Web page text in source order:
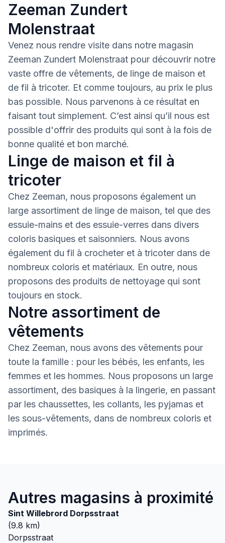
Zeeman Zundert
Molenstraat
Venez nous rendre visite dans notre magasin
Zeeman Zundert Molenstraat pour découvrir notre
vaste offre de vêtements, de linge de maison et
de fil à tricoter. Et comme toujours, au prix le plus
bas possible. Nous parvenons à ce résultat en
faisant tout simplement. C’est ainsi qu’il nous est
possible d'offrir des produits qui sont à la fois de
bonne qualité et bon marché.
Linge de maison et fil à
tricoter
Chez Zeeman, nous proposons également un
large assortiment de linge de maison, tel que des
essuie-mains et des essuie-verres dans divers
coloris basiques et saisonniers. Nous avons
également du fil à crocheter et à tricoter dans de
nombreux coloris et matériaux. En outre, nous
proposons des produits de nettoyage qui sont
toujours en stock.
Notre assortiment de
vêtements
Chez Zeeman, nous avons des vêtements pour
toute la famille : pour les bébés, les enfants, les
femmes et les hommes. Nous proposons un large
assortiment, des basiques à la lingerie, en passant
par les chaussettes, les collants, les pyjamas et
les sous-vêtements, dans de nombreux coloris et
imprimés.
Autres magasins à proximité
Sint Willebrord Dorpsstraat
(9.8 km)
Dorpsstraat